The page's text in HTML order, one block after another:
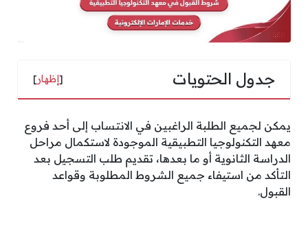
جدول الحتويات [إظهار]
يمكن لجميع الطلبة الراغبين في الانتساب إلى أحد فروع
معهد التكنولوجيا التطبيقية الموجودة لاستكمال مراحل
الدراسة الثانوية أو ما بعدها، تقديم طلب التسجيل بعد
التأكد من استيفاء جميع الشروط المطلوبة وقواعد
القبول.